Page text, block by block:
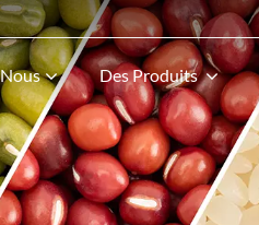
Des Produits